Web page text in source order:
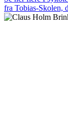
fra Tobias-Skolen,